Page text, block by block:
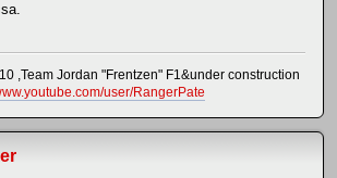
,Team Jordan "Frentzen" F1&under construction
user/RangerPate